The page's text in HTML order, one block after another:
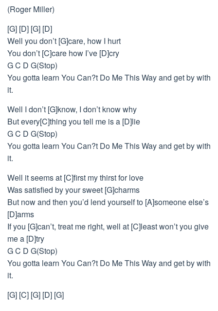
(Roger Miller)
[G] [D] [G] [D]
Well you don’t [G]care, how I hurt
You don’t [C]care how I’ve [D]cry
G C D G(Stop)
You gotta learn You Can?t Do Me This Way and get by with
it.
Well I don’t [G]know, I don’t know why
But every[C]thing you tell me is a [D]lie
G C D G(Stop)
You gotta learn You Can?t Do Me This Way and get by with
it.
Well it seems at [C]first my thirst for love
Was satisfied by your sweet [G]charms
But now and then you’d lend yourself to [A]someone else’s
[D]arms
If you [G]can’t, treat me right, well at [C]least won’t you give
me a [D]try
G C D G(Stop)
You gotta learn You Can?t Do Me This Way and get by with
it.
[G] [C] [G] [D] [G]